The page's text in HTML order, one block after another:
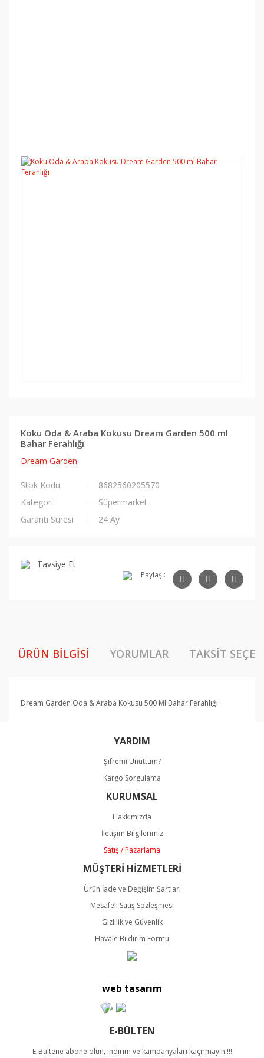
Koku Oda & Araba Kokusu Dream Garden 500 ml
Bahar Ferahlığı
Dream Garden
Stok Kodu
8682560205570
Kategori
Süpermarket
Garanti Süresi
24 Ay
Tavsiye Et
Paylaş :
ÜRÜN BILGISI YORUMLAR TAKSIT
Dream Garden Oda & Araba Kokusu 500 Ml Bahar Ferahlığı
diğer konularda yetersiz gördüğünüz noktaları öneri
Görüş ve önerileriniz için teşekkür ederiz.
Ürün resmi kalitesiz, bozuk veya görüntülenemiyor.
Ürün açıklamasında eksik bilgiler bulunuyor.
Ürün bilgilerinde hatalar bulunuyor.
Ürün fiyatı diğer sitelerden daha pahalı.
Bu ürüne benzer farklı alternatifler olmalı.
Gönder
YARDIM
Şifremi Unuttum?
Kargo Sorgulama
KURUMSAL
Hakkımızda
İletişim Bilgilerimiz
Satış / Pazarlama
MÜŞTERİ HİZMETLERİ
Ürün İade ve Değişim Şartları
Mesafeli Satış Sözleşmesi
Gizlilik ve Güvenlik
Havale Bildirim Formu
web tasarım
E-BÜLTEN
E-Bültene abone olun, indirim ve kampanyaları kaçırmayın.!!!